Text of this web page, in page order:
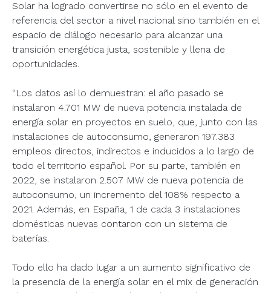
Solar ha logrado convertirse no sólo en el evento de
referencia del sector a nivel nacional sino también en el
espacio de diálogo necesario para alcanzar una
transición energética justa, sostenible y llena de
oportunidades.
“Los datos así lo demuestran: el año pasado se
instalaron 4.701 MW de nueva potencia instalada de
energía solar en proyectos en suelo, que, junto con las
instalaciones de autoconsumo, generaron 197.383
empleos directos, indirectos e inducidos a lo largo de
todo el territorio español. Por su parte, también en
2022, se instalaron 2.507 MW de nueva potencia de
autoconsumo, un incremento del 108% respecto a
2021. Además, en España, 1 de cada 3 instalaciones
domésticas nuevas contaron con un sistema de
baterías.
Todo ello ha dado lugar a un aumento significativo de
la presencia de la energía solar en el mix de generación